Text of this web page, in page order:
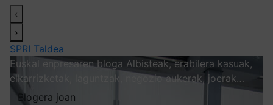
‹
›
SPRI Taldea
Euskal enpresaren bloga Albisteak, erabilera kasuak,
elkarrizketak, laguntzak, negozio aukerak, joerak…
Blogera joan